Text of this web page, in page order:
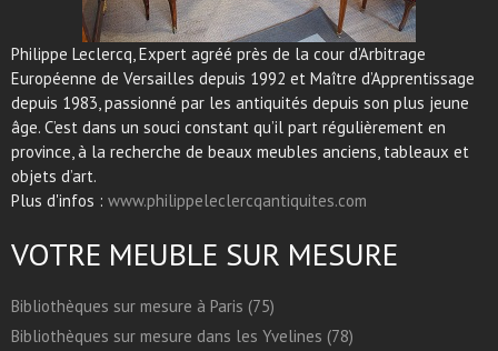
Philippe Leclercq, Expert agréé près de la cour d’Arbitrage
Européenne de Versailles depuis 1992 et Maître d’Apprentissage
depuis 1983, passionné par les antiquités depuis son plus jeune
âge. C’est dans un souci constant qu’il part régulièrement en
province, à la recherche de beaux meubles anciens, tableaux et
objets d’art.
Plus d'infos : www.philippeleclercqantiquites.com
VOTRE MEUBLE SUR MESURE
Bibliothèques sur mesure à Paris (75)
Bibliothèques sur mesure dans les Yvelines (78)